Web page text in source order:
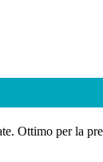
Ottimo per la